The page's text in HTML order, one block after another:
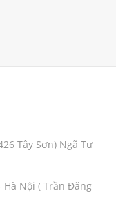
Tây Sơn) Ngã Tư
Hà Nội ( Trần Đăng